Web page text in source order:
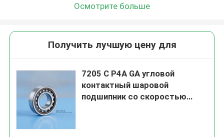
Осмотрите больше
Получить лучшую цену для
7205 C P4A GA угловой
контактный шаровой
подшипник со скоростью